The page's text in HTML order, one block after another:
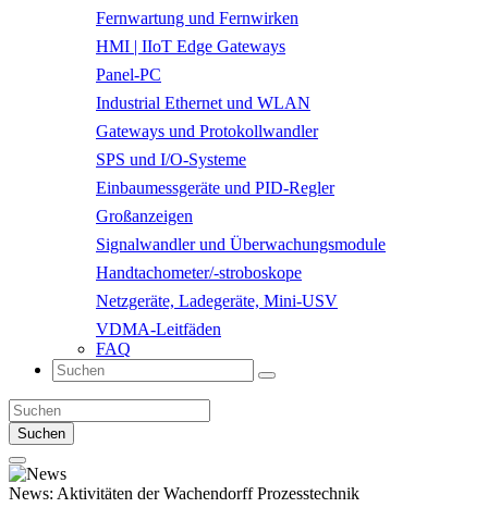
Fernwartung und Fernwirken
HMI | IIoT Edge Gateways
Panel-PC
Industrial Ethernet und WLAN
Gateways und Protokollwandler
SPS und I/O-Systeme
Einbaumessgeräte und PID-Regler
Großanzeigen
Signalwandler und Überwachungsmodule
Handtachometer/-stroboskope
Netzgeräte, Ladegeräte, Mini-USV
VDMA-Leitfäden
FAQ
Suchen
News: Aktivitäten der Wachendorff Prozesstechnik